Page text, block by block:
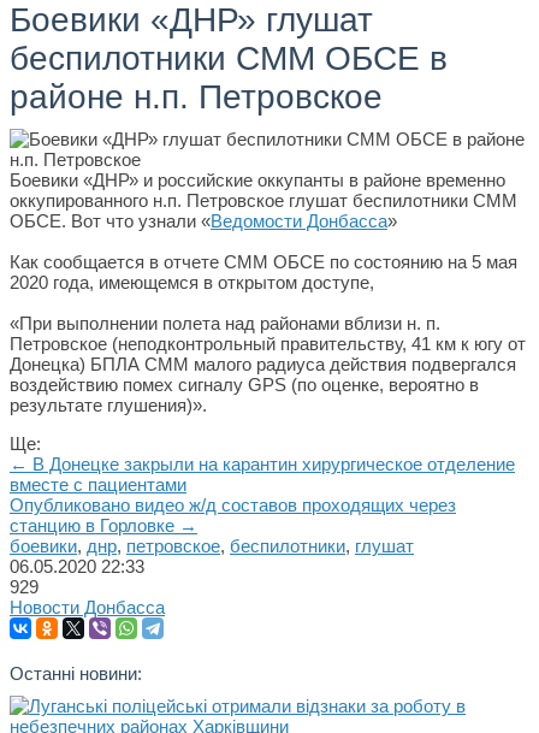
Боевики «ДНР» глушат
беспилотники СММ ОБСЕ в
районе н.п. Петровское
Боевики «ДНР» и российские оккупанты в районе временно
оккупированного н.п. Петровское глушат беспилотники СММ
ОБСЕ. Вот что узнали «Ведомости Донбасса»
Как сообщается в отчете СММ ОБСЕ по состоянию на 5 мая
2020 года, имеющемся в открытом доступе,
«При выполнении полета над районами вблизи н. п.
Петровское (неподконтрольный правительству, 41 км к югу от
Донецка) БПЛА СММ малого радиуса действия подвергался
воздействию помех сигналу GPS (по оценке, вероятно в
результате глушения)».
Ще:
← В Донецке закрыли на карантин хирургическое отделение
вместе с пациентами
Опубликовано видео ж/д составов проходящих через
станцию в Горловке →
боевики, днр, петровское, беспилотники, глушат
06.05.2020 22:33
929
Новости Донбасса
Останні новини: